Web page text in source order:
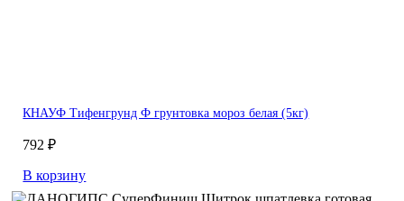
КНАУФ Тифенгрунд Ф грунтовка мороз белая (5кг)
792 ₽
В корзину